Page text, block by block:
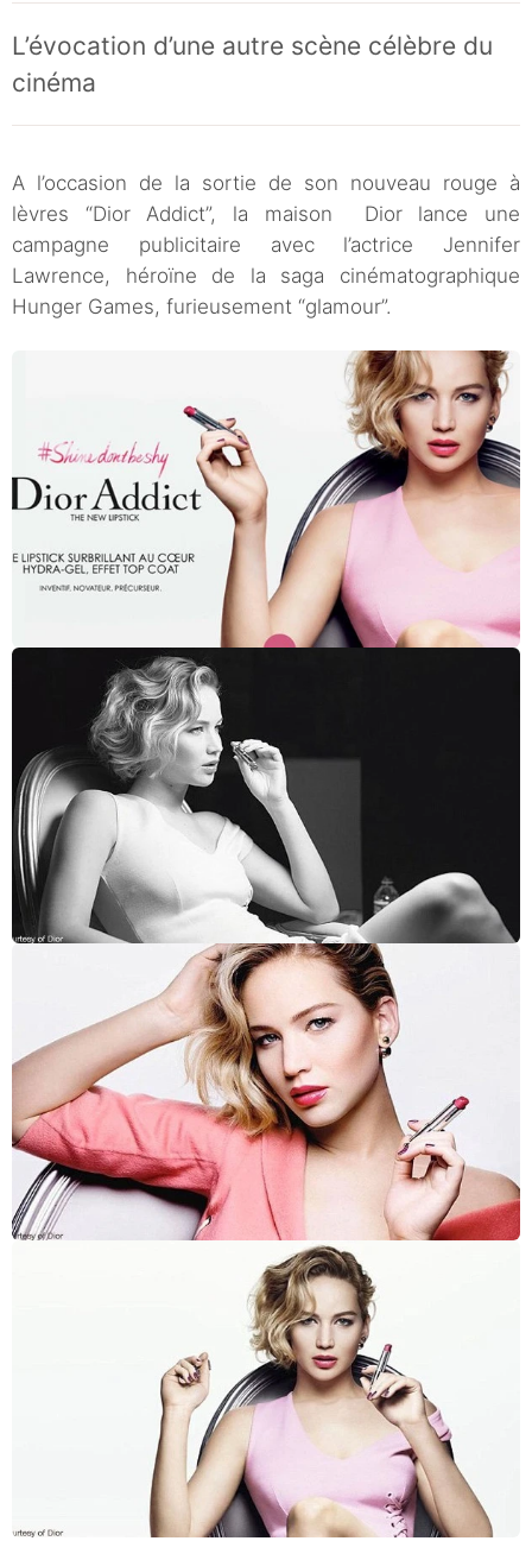
L’évocation d’une autre scène célèbre du
cinéma
A l’occasion de la sortie de son nouveau rouge à
lèvres “Dior Addict”, la maison Dior lance une
campagne publicitaire avec l’actrice Jennifer
Lawrence, héroïne de la saga cinématographique
Hunger Games, furieusement “glamour”.